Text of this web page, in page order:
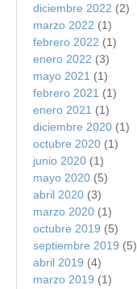
diciembre 2022 (2)
marzo 2022 (1)
febrero 2022 (1)
enero 2022 (3)
mayo 2021 (1)
febrero 2021 (1)
enero 2021 (1)
diciembre 2020 (1)
octubre 2020 (1)
junio 2020 (1)
mayo 2020 (5)
abril 2020 (3)
marzo 2020 (1)
octubre 2019 (5)
septiembre 2019 (5)
abril 2019 (4)
marzo 2019 (1)